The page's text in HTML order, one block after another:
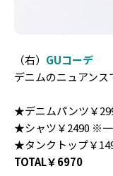
（右） GUコーデ
デニムのニュアン
★デニムパンツ￥
★シャツ￥2490 ※一
★タンクトップ￥
TOTAL￥6970